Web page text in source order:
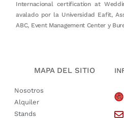
Internacional certification at
avalado por la Universidad Eafit,
ABC, Event Management Center y
MAPA DEL SITIO
Nosotros
Alquiler
Stands